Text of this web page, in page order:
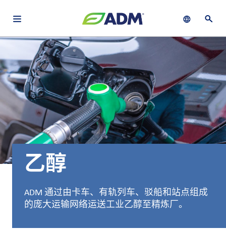
关于
ADM
可
持
续
发
展
产
品
服
务
Chinese (Simplified, China)
English (United States)
français (Canada)
Search
By using ADM’s search function, you agree that your search queries
may be shared with third parties.
乙醇
ADM 通过由卡车、有轨列车、驳船和站点组成
的庞大运输网络运送工业乙醇至精炼厂。